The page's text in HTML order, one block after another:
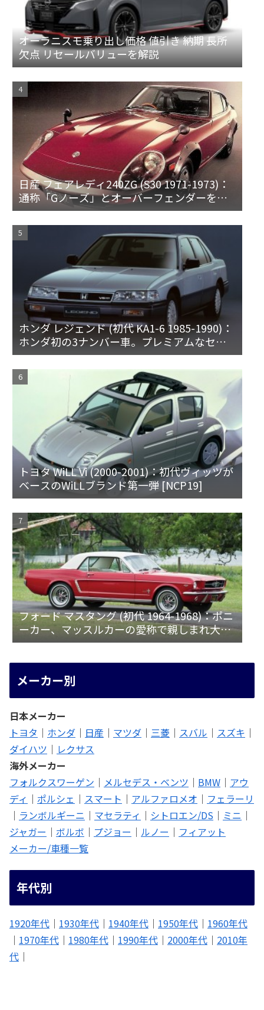
オーラニスモ乗り出し価格 値引き 納期 長所
欠点 リセールバリューを解説
日産 フェアレディ240ZG (S30 1971-1973)：
通称「Gノーズ」とオーバーフェンダーを装
備した特別なZ
ホンダ レジェンド (初代 KA1-6 1985-1990)：
ホンダ初の3ナンバー車。プレミアムなセダ
ンとハードトップ
トヨタ WiLL Vi (2000-2001)：初代ヴィッツが
ベースのWiLLブランド第一弾 [NCP19]
フォード マスタング (初代 1964-1968)：ポニ
ーカー、マッスルカーの愛称で親しまれ大ヒ
ット
メーカー別
日本メーカー
トヨタ ｜ ホンダ ｜ 日産 ｜ マツダ ｜ 三菱 ｜ スバル ｜ スズキ ｜
ダイハツ ｜ レクサス
海外メーカー
フォルクスワーゲン ｜ メルセデス・ベンツ ｜ BMW ｜ アウ
ディ ｜ ポルシェ ｜ スマート ｜ アルファロメオ ｜ フェラーリ
｜ ランボルギーニ ｜ マセラティ ｜ シトロエン/DS ｜ ミニ ｜
ジャガー ｜ ボルボ ｜ プジョー ｜ ルノー ｜ フィアット
メーカー/車種一覧
年代別
1920年代 ｜ 1930年代 ｜ 1940年代 ｜ 1950年代 ｜ 1960年代
｜ 1970年代 ｜ 1980年代 ｜ 1990年代 ｜ 2000年代 ｜ 2010年
代 ｜